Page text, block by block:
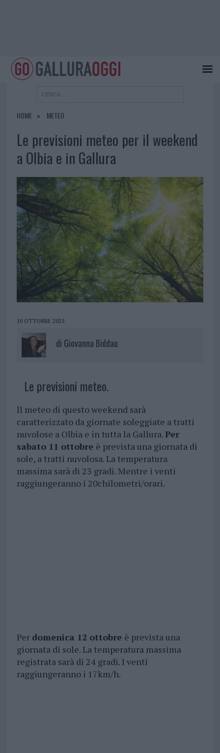
HOME METEO
Le previsioni meteo per il weekend
a Olbia e in Gallura
10 OTTOBRE 2025
di Giovanna Biddau
Le previsioni meteo.
ll meteo di questo weekend sarà
caratterizzato da giornate soleggiate a tratti
nuvolose a Olbia e in tutta la Gallura.Per
sabato 11 ottobre è prevista una giornata di
sole, a tratti nuvolosa. La temperatura
massima sarà di 23 gradi. Mentre i venti
raggiungeranno i 20chilometri/orari.
Per domenica 12 ottobre è prevista una
giornata di sole. La temperatura massima
registrata sarà di 24 gradi. I venti
raggiungeranno i 17km/h.